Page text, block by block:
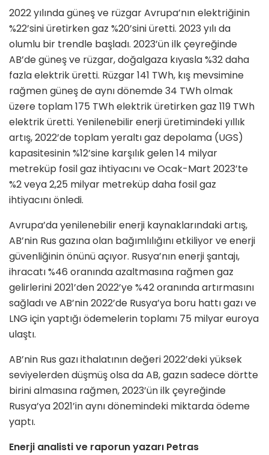
2022 yılında güneş ve rüzgar Avrupa’nın elektriğinin
%22’sini üretirken gaz %20’sini üretti. 2023 yılı da
olumlu bir trendle başladı. 2023’ün ilk çeyreğinde
AB’de güneş ve rüzgar, doğalgaza kıyasla %32 daha
fazla elektrik üretti. Rüzgar 141 TWh, kış mevsimine
rağmen güneş de aynı dönemde 34 TWh olmak
üzere toplam 175 TWh elektrik üretirken gaz 119 TWh
elektrik üretti. Yenilenebilir enerji üretimindeki yıllık
artış, 2022’de toplam yeraltı gaz depolama (UGS)
kapasitesinin %12’sine karşılık gelen 14 milyar
metreküp fosil gaz ihtiyacını ve Ocak-Mart 2023’te
%2 veya 2,25 milyar metreküp daha fosil gaz
ihtiyacını önledi.
Avrupa’da yenilenebilir enerji kaynaklarındaki artış,
AB’nin Rus gazına olan bağımlılığını etkiliyor ve enerji
güvenliğinin önünü açıyor. Rusya’nın enerji şantajı,
ihracatı %46 oranında azaltmasına rağmen gaz
gelirlerini 2021’den 2022’ye %42 oranında artırmasını
sağladı ve AB’nin 2022’de Rusya’ya boru hattı gazı ve
LNG için yaptığı ödemelerin toplamı 75 milyar euroya
ulaştı.
AB’nin Rus gazı ithalatının değeri 2022’deki yüksek
seviyelerden düşmüş olsa da AB, gazın sadece dörtte
birini almasına rağmen, 2023’ün ilk çeyreğinde
Rusya’ya 2021’in aynı dönemindeki miktarda ödeme
yaptı.
Enerji analisti ve raporun yazarı Petras